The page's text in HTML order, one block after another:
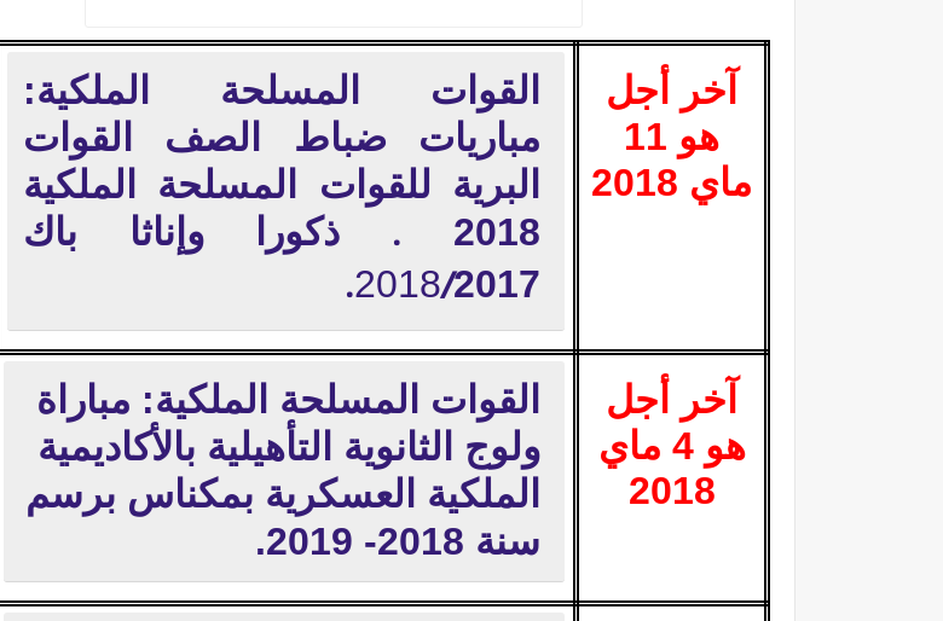
آخر أجل
هو 11
ماي 2018
القوات المسلحة الملكية:
مباريات ضباط الصف القوات
البرية للقوات المسلحة الملكية
2018
.
ذكورا وإناثا باك
2017
/
2018
.
آخر أجل
هو 4 ماي
2018
القوات المسلحة الملكية: مباراة
ولوج الثانوية التأهيلية بالأكاديمية
الملكية العسكرية بمكناس برسم
سنة 2018- 2019.